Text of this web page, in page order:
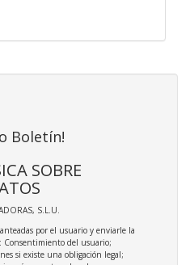
Boletín!
SOBRE
S.L.U.
por el usuario y enviarle la
: Consentimiento del usuario;
si existe una obligación legal;